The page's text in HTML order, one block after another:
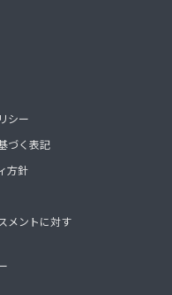
シー
づく表記
方針
メントに対す